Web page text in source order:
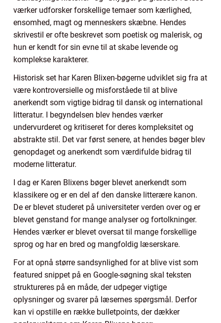
værker udforsker forskellige temaer som kærlighed,
ensomhed, magt og menneskers skæbne. Hendes
skrivestil er ofte beskrevet som poetisk og malerisk, og
hun er kendt for sin evne til at skabe levende og
komplekse karakterer.
Historisk set har Karen Blixen-bøgerne udviklet sig fra at
være kontroversielle og misforståede til at blive
anerkendt som vigtige bidrag til dansk og international
litteratur. I begyndelsen blev hendes værker
undervurderet og kritiseret for deres kompleksitet og
abstrakte stil. Det var først senere, at hendes bøger blev
genopdaget og anerkendt som værdifulde bidrag til
moderne litteratur.
I dag er Karen Blixens bøger blevet anerkendt som
klassikere og er en del af den danske litterære kanon.
De er blevet studeret på universiteter verden over og er
blevet genstand for mange analyser og fortolkninger.
Hendes værker er blevet oversat til mange forskellige
sprog og har en bred og mangfoldig læserskare.
For at opnå større sandsynlighed for at blive vist som
featured snippet på en Google-søgning skal teksten
struktureres på en måde, der udpeger vigtige
oplysninger og svarer på læsernes spørgsmål. Derfor
kan vi opstille en række bulletpoints, der dækker